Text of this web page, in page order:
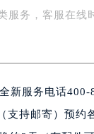
心东塔写字楼
心写字楼8层
中心写字楼A座
服务，客服在线
新服务电话
持邮寄）预